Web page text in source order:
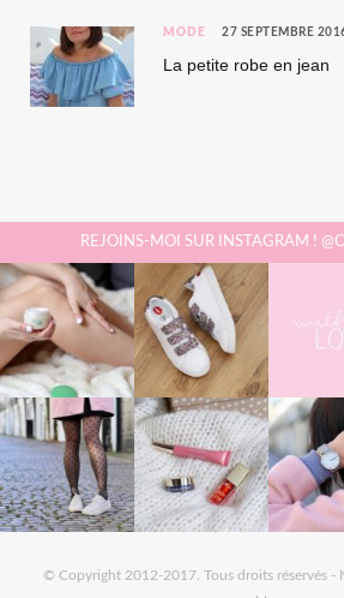
MODE 27 SEPTEMBRE
La petite robe en jean
REJOINS-MOI SUR INSTAGRAM !
© Copyright 2012-2017. Tous droits réservés -